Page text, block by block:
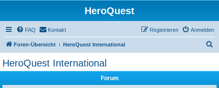
HeroQuest
FAQ Kontakt Anmelden
Registrieren
Foren-Übersicht HeroQuest International
HeroQuest International
Forum